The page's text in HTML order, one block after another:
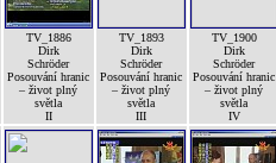
TV_1886
Dirk
Schröder
Posouvání hranic
– život plný
světla
II
TV_1893
Dirk
Schröder
Posouvání hranic
– život plný
světla
III
TV_1900
Dirk
Schröder
Posouvání hranic
– život plný
světla
IV